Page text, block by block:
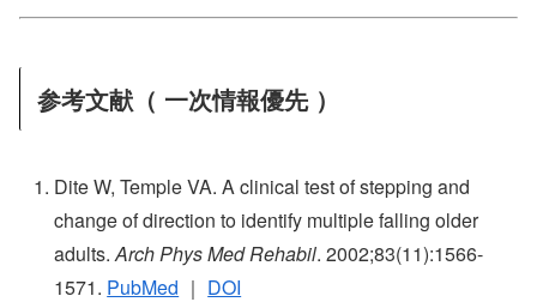
参考文献（ 一次情報優先 ）
Dite W, Temple VA. A clinical test of stepping and
change of direction to identify multiple falling older
adults.Arch Phys Med Rehabil. 2002;83(11):1566-
1571. PubMed ｜ DOI